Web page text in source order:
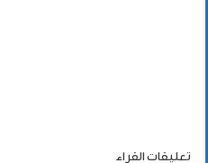
تعليقات القراء